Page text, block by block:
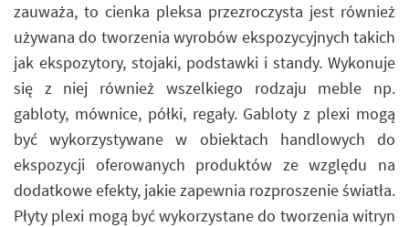
zauważa, to cienka pleksa przezroczysta jest również
używana do tworzenia wyrobów ekspozycyjnych takich
jak ekspozytory, stojaki, podstawki i standy. Wykonuje
się z niej również wszelkiego rodzaju meble np.
gabloty, mównice, półki, regały. Gabloty z plexi mogą
być wykorzystywane w obiektach handlowych do
ekspozycji oferowanych produktów ze względu na
dodatkowe efekty, jakie zapewnia rozproszenie światła.
Płyty plexi mogą być wykorzystane do tworzenia witryn